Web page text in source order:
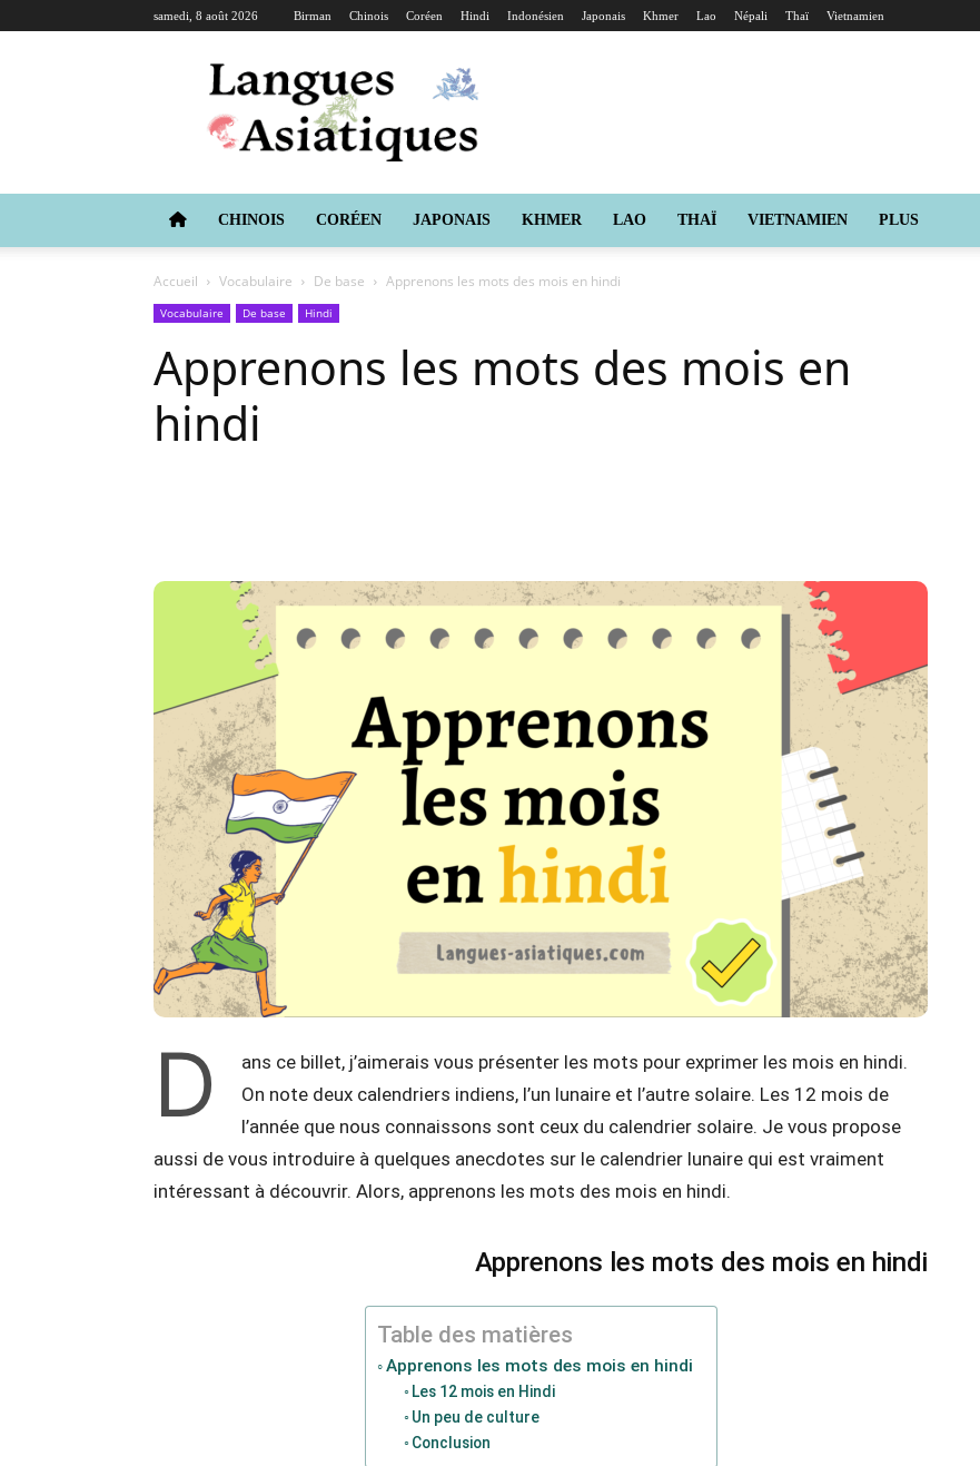
samedi, 8 août 2026 Birman Chinois Coréen Hindi Indonésien Japonais Khmer Lao Népali Thaï Vietnamien
Langues
Asiatiques
CHINOIS CORÉEN JAPONAIS KHMER LAO THAÏ VIETNAMIEN PLUS
Accueil Vocabulaire De base Apprenons les mots des mois en hindi
Vocabulaire De base Hindi
Apprenons les mots des mois en
hindi
D
ans ce billet, j’aimerais vous présenter les mots pour exprimer les mois en hindi.
On note deux calendriers indiens, l’un lunaire et l’autre solaire. Les 12 mois de
l’année que nous connaissons sont ceux du calendrier solaire. Je vous propose
aussi de vous introduire à quelques anecdotes sur le calendrier lunaire qui est vraiment
intéressant à découvrir. Alors, apprenons les mots des mois en hindi.
Apprenons les mots des mois en hindi
Table des matières
Apprenons les mots des mois en hindi
Les 12 mois en Hindi
Un peu de culture
Conclusion